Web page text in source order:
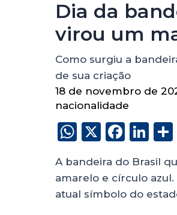
Dia da
virou um
Como surgiu a
de sua criação
18 de novembro de
nacionalidade
W
a
ts
X
F
c
e
Li
k
e
A bandeira do Brasil
amarelo e círculo
atual símbolo do